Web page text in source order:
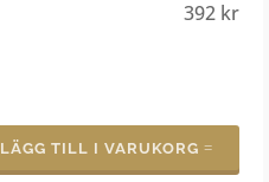
392 kr
LÄGG TILL I VARUKORG